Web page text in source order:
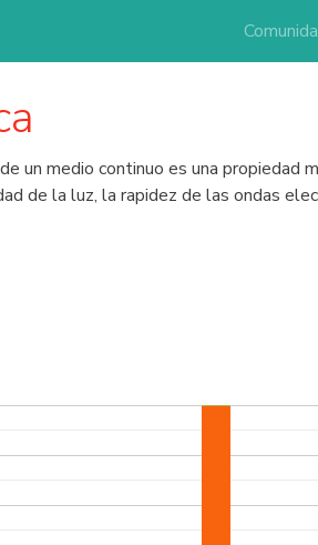
un medio continuo es una propiedad
de la luz, la rapidez de las ondas